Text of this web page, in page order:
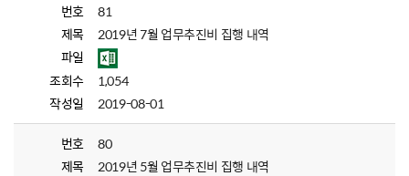
번호
81
제목
2019년 7월 업무추진비 집행 내역
파일
조회수
1,054
작성일
2019-08-01
번호
80
제목
2019년 5월 업무추진비 집행 내역